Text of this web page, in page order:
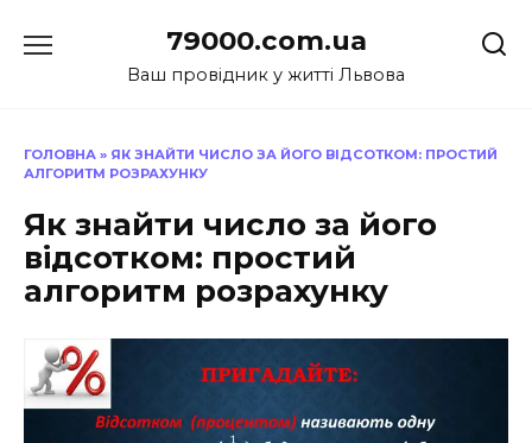
до
79000.com.ua
Ваш провідник у житті Львова
ГОЛОВНА » ЯК ЗНАЙТИ ЧИСЛО ЗА ЙОГО ВІДСОТКОМ: ПРОСТИЙ
АЛГОРИТМ РОЗРАХУНКУ
Як знайти число за його
відсотком: простий
алгоритм розрахунку